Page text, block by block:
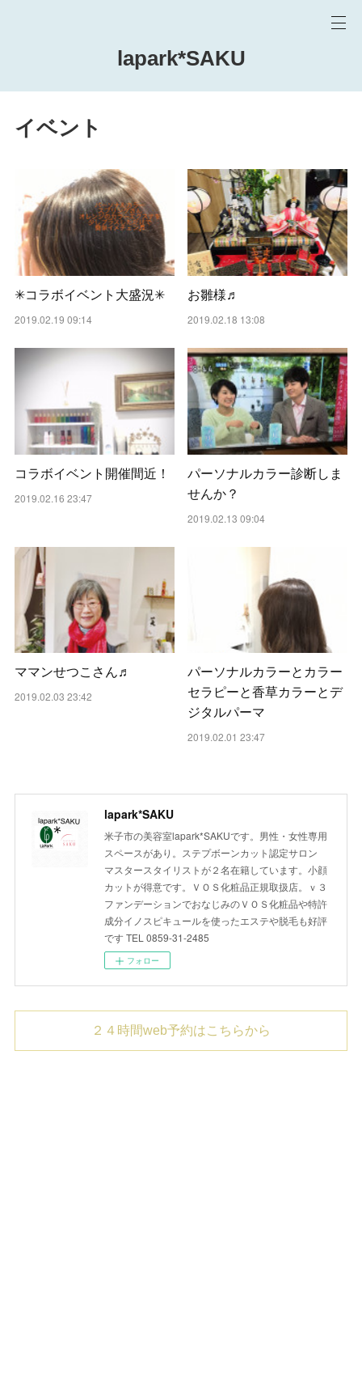
lapark*SAKU
イベント
✳︎コラボイベント大盛況✳︎
2019.02.19 09:14
お雛様♬
2019.02.18 13:08
コラボイベント開催間近！
2019.02.16 23:47
パーソナルカラー診断しま
せんか？
2019.02.13 09:04
ママンせつこさん♬
2019.02.03 23:42
パーソナルカラーとカラー
セラピーと香草カラーとデ
ジタルパーマ
2019.02.01 23:47
lapark*SAKU
米子市の美容室lapark*SAKUです。男性・女性専用
スペースがあり。ステプボーンカット認定サロン
マスタースタイリストが２名在籍しています。小顔
カットが得意です。ＶＯＳ化粧品正規取扱店。ｖ３
ファンデーションでおなじみのＶＯＳ化粧品や特許
成分イノスピキュールを使ったエステや脱毛も好評
です TEL 0859-31-2485
フォロー
２４時間web予約はこちらから